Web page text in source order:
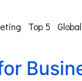
Top 5